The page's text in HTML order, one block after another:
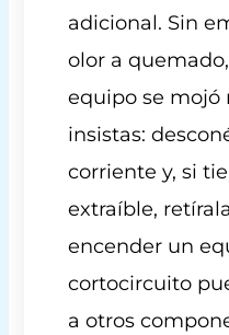
adicional. Sin
olor a
equipo se mojó
insistas:
corriente y, si
extraíble,
encender un
cortocircuito
a otros